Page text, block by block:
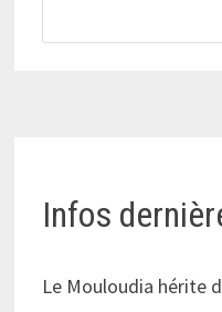
Infos
Le Mouloudia hérite